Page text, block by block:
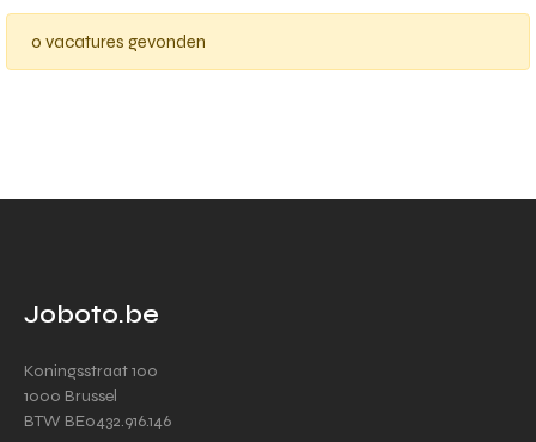
0 vacatures gevonden
Joboto.be
Koningsstraat 100
1000 Brussel
BTW BE0432.916.146